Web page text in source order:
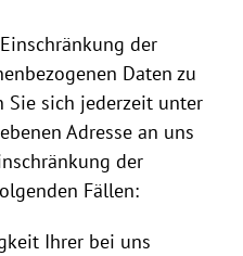
der
Daten zu
Sie sich jederzeit unter
Adresse an uns
der
Fällen:
Ihrer bei uns